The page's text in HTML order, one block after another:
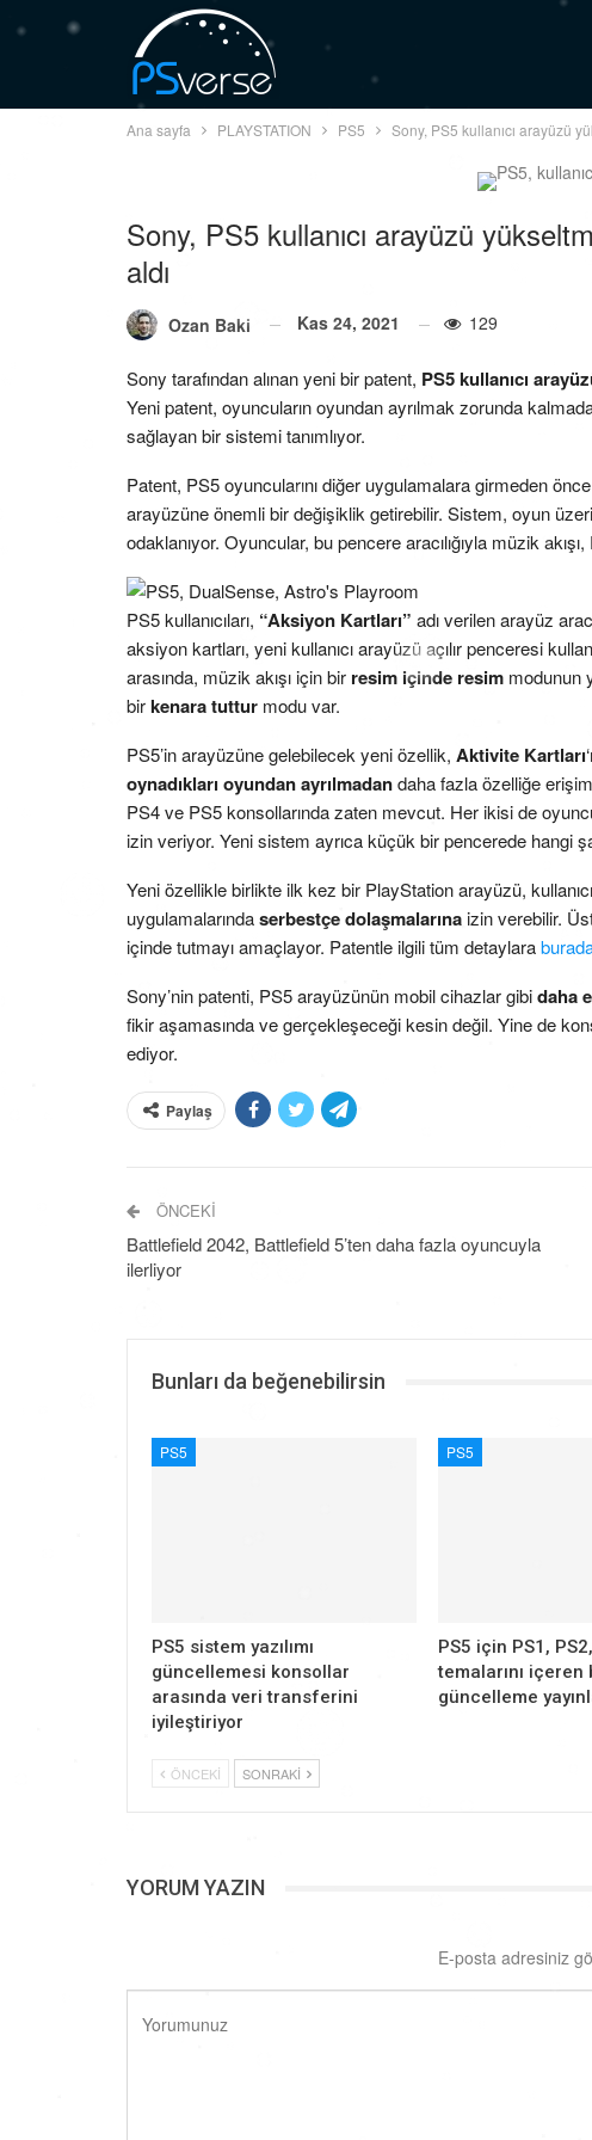
Ana sayfa PLAYSTATION PS5 Sony, PS5 kullanıcı arayüzü
Sony, PS5 kullanıcı arayüzü
aldı
Ozan Baki Kas 24, 2021 129
Sony tarafından alınan yeni bir patent, PS5 kullanıcı
Yeni patent, oyuncuların oyundan ayrılmak zorunda
sağlayan bir sistemi tanımlıyor.
Patent, PS5 oyuncularını diğer uygulamalara girmeden önce
arayüzüne önemli bir değişiklik getirebilir. Sistem, oyun
odaklanıyor. Oyuncular, bu pencere aracılığıyla müzik
PS5 kullanıcıları, “Aksiyon Kartları” adı verilen arayüz
aksiyon kartları, yeni kullanıcı arayüzü açılır penceresi
arasında, müzik akışı için bir resim içinde resim modunun
birkenara tuttur modu var.
PS5’in arayüzüne gelebilecek yeni özellik, Aktivite Kartları
oynadıkları oyundan ayrılmadandaha fazla özelliğe
PS4 ve PS5 konsollarında zaten mevcut. Her ikisi de
izin veriyor. Yeni sistem ayrıca küçük bir pencerede hangi
Yeni özellikle birlikte ilk kez bir PlayStation arayüzü,
uygulamalarındaserbestçe dolaşmalarınaizin verebilir.
içinde tutmayı amaçlayor. Patentle ilgili tüm detaylara
Sony’nin patenti, PS5 arayüzünün mobil cihazlar gibidaha
fikir aşamasında ve gerçekleşeceği kesin değil. Yine de
ediyor.
Paylaş
ÖNCEKI
Battlefield 2042, Battlefield 5’ten daha fazla oyuncuyla
ilerliyor
Bunları da beğenebilirsin
PS5
PS5 sistem yazılımı
güncellemesi konsollar
arasında veri transferini
iyileştiriyor
PS5
PS5 için PS1,
temalarını içeren
güncelleme
ÖNCEKI SONRAKI
YORUM YAZIN
E-posta adresiniz